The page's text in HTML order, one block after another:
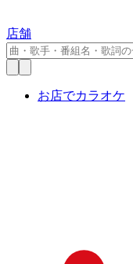
店舗
お店でカラオケ